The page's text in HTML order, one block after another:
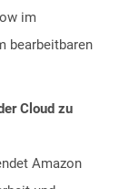
im
bearbeitbaren
Cloud zu
Amazon